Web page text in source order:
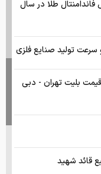
طلا در سال
تولید صنایع فلزی
بلیت تهران - دبی
قائد شهید